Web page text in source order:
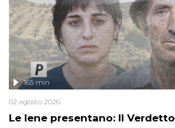
Le Iene presentano: Il Verdetto
165 min
02 agosto 2026